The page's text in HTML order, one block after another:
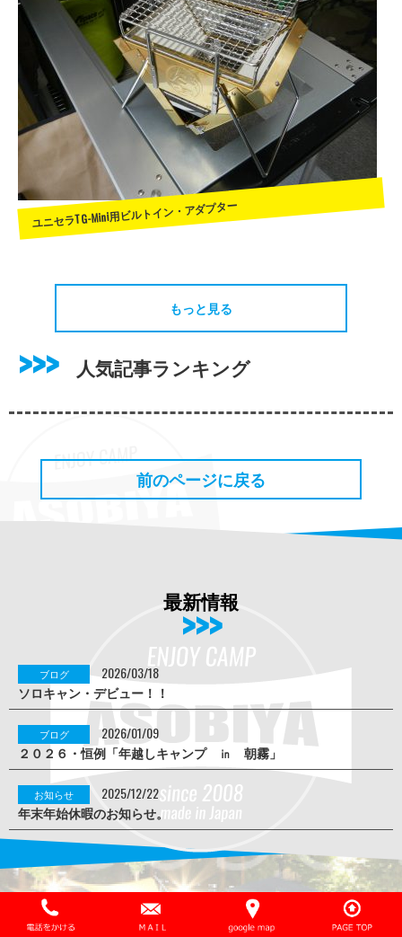
ユニセラTG-Mini用ビルトイン・アダプター
もっと見る
人気記事ランキング
前のページに戻る
最新情報
ブログ
2026/03/18
ソロキャン・デビュー！！
ブログ
2026/01/09
２０２６・恒例「年越しキャンプ ㏌ 朝霧」
お知らせ
2025/12/22
年末年始休暇のお知らせ。